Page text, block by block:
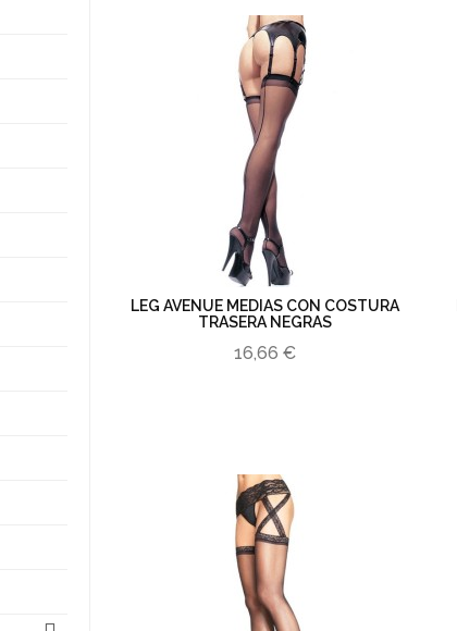
LEG AVENUE MEDIAS CON COSTURA
TRASERA NEGRAS
16,66 €